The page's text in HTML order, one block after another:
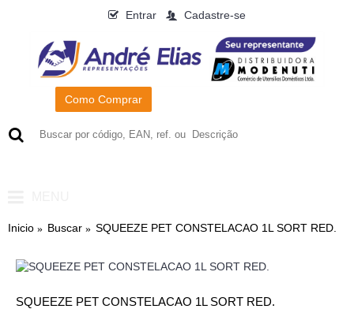
Entrar Cadastre-se
Como Comprar
Inicio Buscar SQUEEZE PET CONSTELACAO 1L SORT RED.
SQUEEZE PET CONSTELACAO 1L SORT RED.